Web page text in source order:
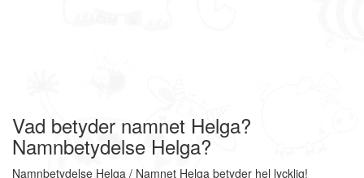
Vad betyder namnet Helga?
Namnbetydelse Helga?
Namnbetydelse Helga / Namnet Helga betyder hel lycklig!